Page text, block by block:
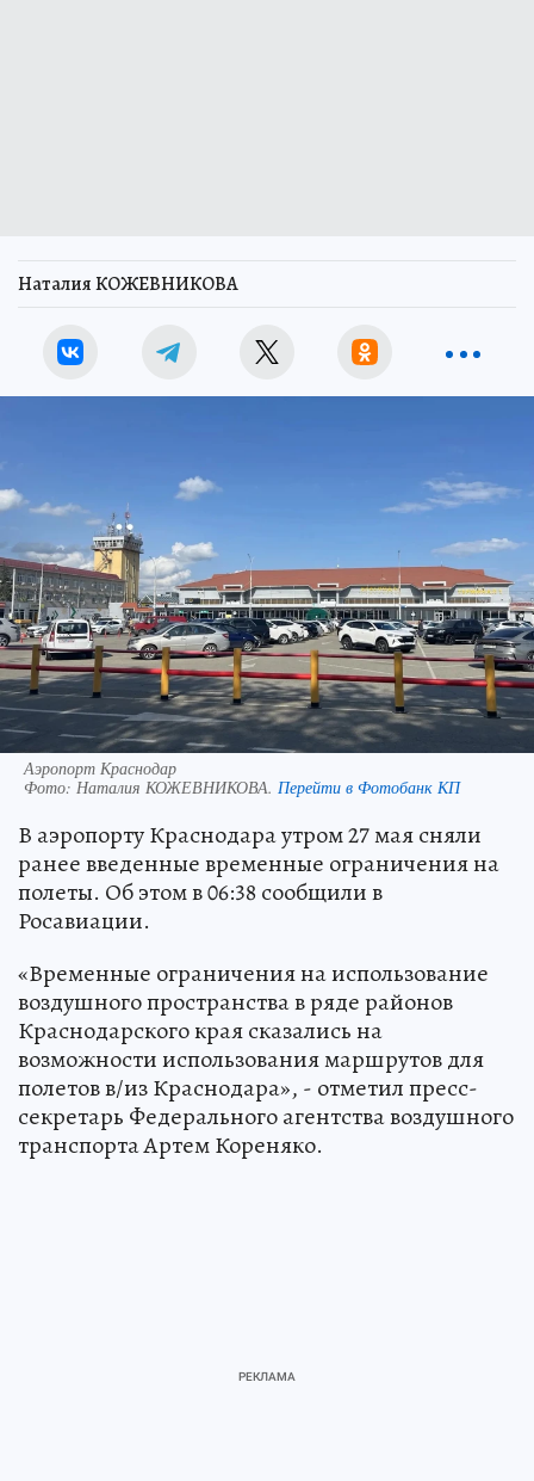
Наталия КОЖЕВНИКОВА
Аэропорт Краснодар
Фото: Наталия КОЖЕВНИКОВА. Перейти в Фотобанк КП
В аэропорту Краснодара утром 27 мая сняли
ранее введенные временные ограничения на
полеты. Об этом в 06:38 сообщили в
Росавиации.
«Временные ограничения на использование
воздушного пространства в ряде районов
Краснодарского края сказались на
возможности использования маршрутов для
полетов в/из Краснодара», - отметил пресс-
секретарь Федерального агентства воздушного
транспорта Артем Кореняко.